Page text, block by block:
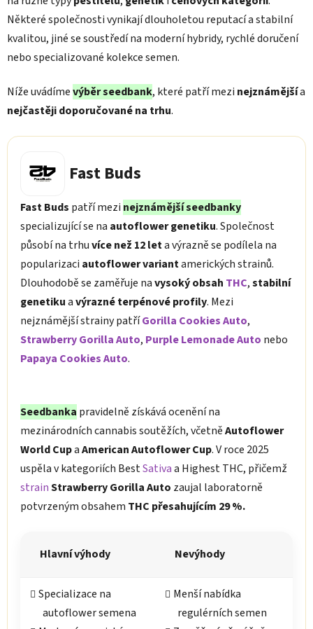
Některé společnosti vynikají dlouholetou reputací a stabilní
kvalitou, jiné se soustředí na moderní hybridy, rychlé doručení
nebo specializované kolekce semen.
Níže uvádímevýběr seedbank, které patří mezi nejznámějšía
nejčastěji doporučované na trhu.
Fast Buds
Fast Buds patří mezi nejznámější seedbanky
specializující se na autoflower genetiku. Společnost
působí na trhuvíce než 12 leta výrazně se podílela na
popularizaci autoflower variantamerických strainů.
Dlouhodobě se zaměřuje navysoký obsah THC,stabilní
genetikuavýrazné terpénové profily. Mezi
nejznámější strainy patříGorilla Cookies Auto,
Strawberry Gorilla Auto, Purple Lemonade Auto nebo
Papaya Cookies Auto.
Seedbanka pravidelně získává ocenění na
mezinárodních cannabis soutěžích, včetněAutoflower
World CupaAmerican Autoflower Cup. V roce 2025
uspěla v kategoriích BestSativaa Highest THC, přičemž
strainStrawberry Gorilla Auto zaujal laboratorně
potvrzeným obsahem THC přesahujícím 29 %.
Hlavní výhody Nevýhody
Specializace na
autoflower semena
Menší nabídka
regulérních semen